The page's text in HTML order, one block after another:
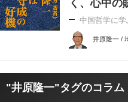
く、心中の
中国哲学に
井原隆一 /
"井原隆一"タグのコラム